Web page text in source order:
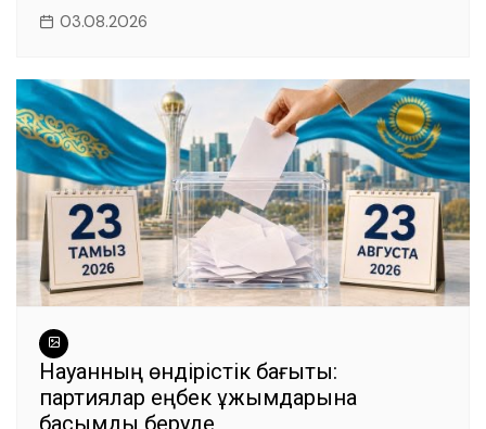
03.08.2026
Науқанның өндірістік бағыты:
партиялар еңбек ұжымдарына